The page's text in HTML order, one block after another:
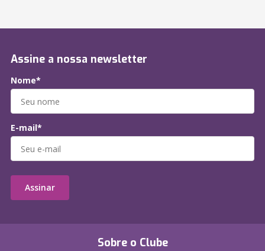
Sobre o Clube
Assine a nossa newsletter
Nome*
E-mail*
Assinar